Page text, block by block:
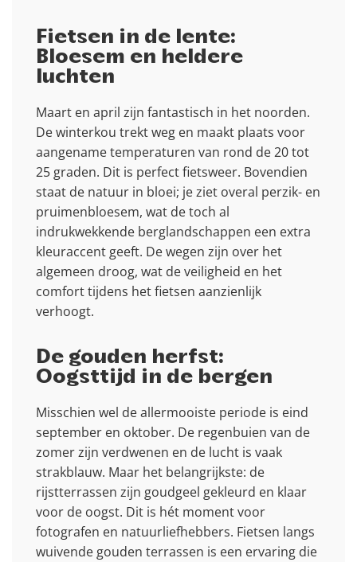
Fietsen in de lente:
Bloesem en heldere
luchten
Maart en april zijn fantastisch in het noorden.
De winterkou trekt weg en maakt plaats voor
aangename temperaturen van rond de 20 tot
25 graden. Dit is perfect fietsweer. Bovendien
staat de natuur in bloei; je ziet overal perzik- en
pruimenbloesem, wat de toch al
indrukwekkende berglandschappen een extra
kleuraccent geeft. De wegen zijn over het
algemeen droog, wat de veiligheid en het
comfort tijdens het fietsen aanzienlijk
verhoogt.
De gouden herfst:
Oogsttijd in de bergen
Misschien wel de allermooiste periode is eind
september en oktober. De regenbuien van de
zomer zijn verdwenen en de lucht is vaak
strakblauw. Maar het belangrijkste: de
rijstterrassen zijn goudgeel gekleurd en klaar
voor de oogst. Dit is hét moment voor
fotografen en natuurliefhebbers. Fietsen langs
wuivende gouden terrassen is een ervaring die